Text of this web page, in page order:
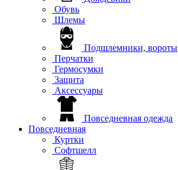
Обувь
Шлемы
Подшлемники, вороты
Перчатки
Гермосумки
Защита
Аксессуары
Повседневная одежда
Повседневная
Куртки
Софтшелл